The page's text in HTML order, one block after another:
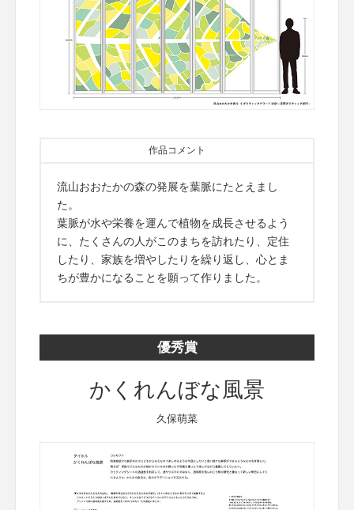
作品コメント
流山おおたかの森の発展を葉脈にたとえまし
た。
葉脈が水や栄養を運んで植物を成長させるよう
に、たくさんの人がこのまちを訪れたり、定住
したり、家族を増やしたりを繰り返し、心とま
ちが豊かになることを願って作りました。
優秀賞
かくれんぼな風景
久保萌菜